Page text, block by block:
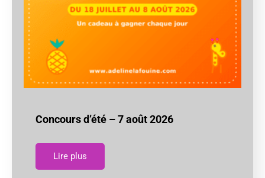
Concours d’été – 7 août 2026
Lire plus